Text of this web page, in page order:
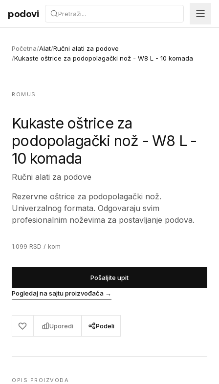
Preskoči na sadržaj
podovi
Početna/Alat/Ručni alati za podove
/Kukaste oštrice za podopolagački nož - W8 L - 10 komada
ROMUS
Kukaste oštrice za
podopolagački nož - W8 L -
10 komada
Ručni alati za podove
Rezervne oštrice za podopolagački nož.
Univerzalnog formata. Odgovaraju svim
profesionalnim noževima za postavljanje podova.
1.099 RSD / kom
Pošaljite upit
Pogledaj na sajtu proizvođača →
Uporedi Podeli
OPIS PROIZVODA